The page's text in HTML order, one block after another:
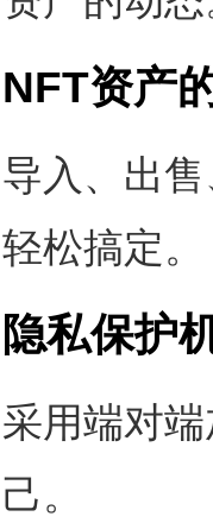
NFT资产
导入、出
轻松搞定。
隐私保护
采用端对
己。